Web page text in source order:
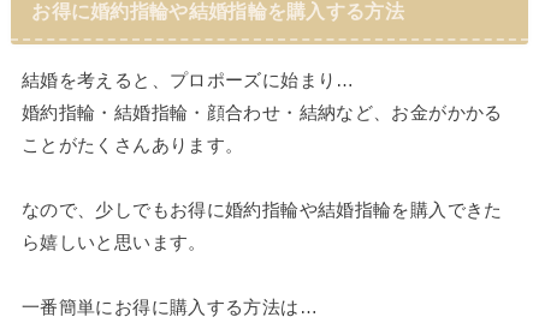
お得に婚約指輪や結婚指輪を購入する方法
結婚を考えると、プロポーズに始まり…
婚約指輪・結婚指輪・顔合わせ・結納など、お金がかかる
ことがたくさんあります。
なので、少しでもお得に婚約指輪や結婚指輪を購入できた
ら嬉しいと思います。
一番簡単にお得に購入する方法は…